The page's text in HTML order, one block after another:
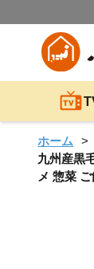
ホーム
九州産黒
メ 惣菜